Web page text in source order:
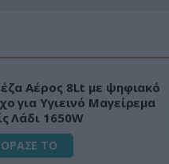
Αέρος 8Lt με ψηφιακό
για Υγιεινό Μαγείρεμα
Λάδι 1650W
ΤΟ